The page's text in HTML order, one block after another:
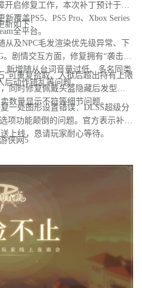
开启修复工作，本次补丁预计于下
覆盖PS5、PS5 Pro、Xbox Series
全平台。
下：
及NPC毛发渲染优先级异常、下
剧情交互方面，修复拥有“袭击对
新增随从台词音量过低、多名同类
后动作错乱等问题。
重复拾取、入狱后超出持有上限
同时修复佩戴头盔隐藏后发型异
数量显示不符等细节问题。
处图形设置错误：DLSS超级分
项功能颠倒的问题。官方表示补丁
上线，恳请玩家耐心等待。